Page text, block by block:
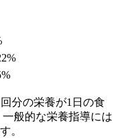
分の栄養が1日の食
般的な栄養指導には
。